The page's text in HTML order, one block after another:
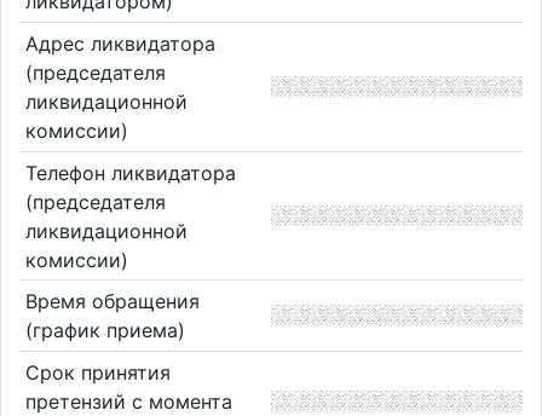
Адрес ликвидатора
(председателя
ликвидационной
комиссии)
Телефон ликвидатора
(председателя
ликвидационной
комиссии)
Время обращения
(график приема)
Срок принятия
претензий с момента